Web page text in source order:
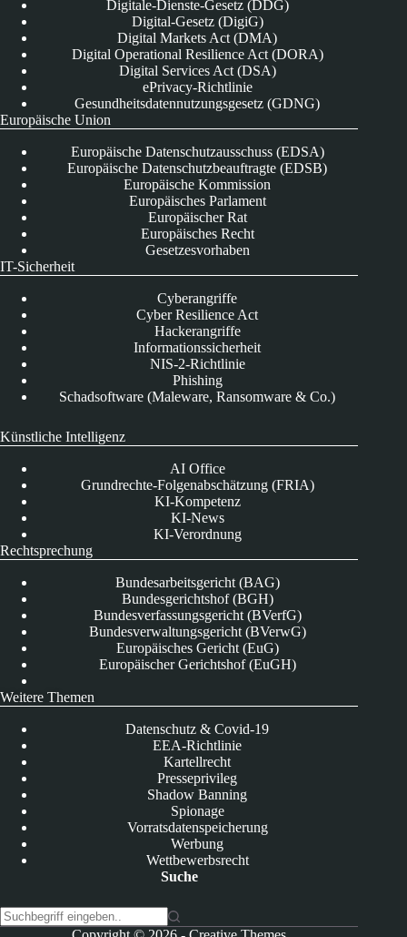
Digitale-Dienste-Gesetz (DDG)
Digital-Gesetz (DigiG)
Digital Markets Act (DMA)
Digital Operational Resilience Act (DORA)
Digital Services Act (DSA)
ePrivacy-Richtlinie
Gesundheitsdatennutzungsgesetz (GDNG)
Europäische Union
Europäische Datenschutzausschuss (EDSA)
Europäische Datenschutzbeauftragte (EDSB)
Europäische Kommission
Europäisches Parlament
Europäischer Rat
Europäisches Recht
Gesetzesvorhaben
IT-Sicherheit
Cyberangriffe
Cyber Resilience Act
Hackerangriffe
Informationssicherheit
NIS-2-Richtlinie
Phishing
Schadsoftware (Maleware, Ransomware & Co.)
Künstliche Intelligenz
AI Office
Grundrechte-Folgenabschätzung (FRIA)
KI-Kompetenz
KI-News
KI-Verordnung
Rechtsprechung
Bundesarbeitsgericht (BAG)
Bundesgerichtshof (BGH)
Bundesverfassungsgericht (BVerfG)
Bundesverwaltungsgericht (BVerwG)
Europäisches Gericht (EuG)
Europäischer Gerichtshof (EuGH)
Weitere Themen
Datenschutz & Covid-19
EEA-Richtlinie
Kartellrecht
Presseprivileg
Shadow Banning
Spionage
Vorratsdatenspeicherung
Werbung
Wettbewerbsrecht
Suche